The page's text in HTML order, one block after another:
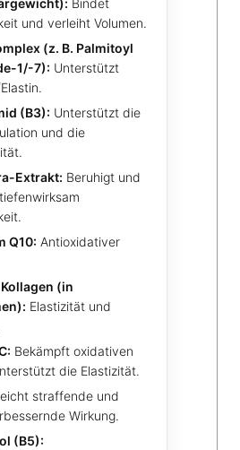
Bindet
und verleiht Volumen.
(z. B. Palmitoyl
1/-7): Unterstützt
(B3): Unterstützt die
und die
Extrakt: Beruhigt und
Q10: Antioxidativer
(in
Elastizität und
Bekämpft oxidativen
die Elastizität.
straffende und
Wirkung.
(B5):